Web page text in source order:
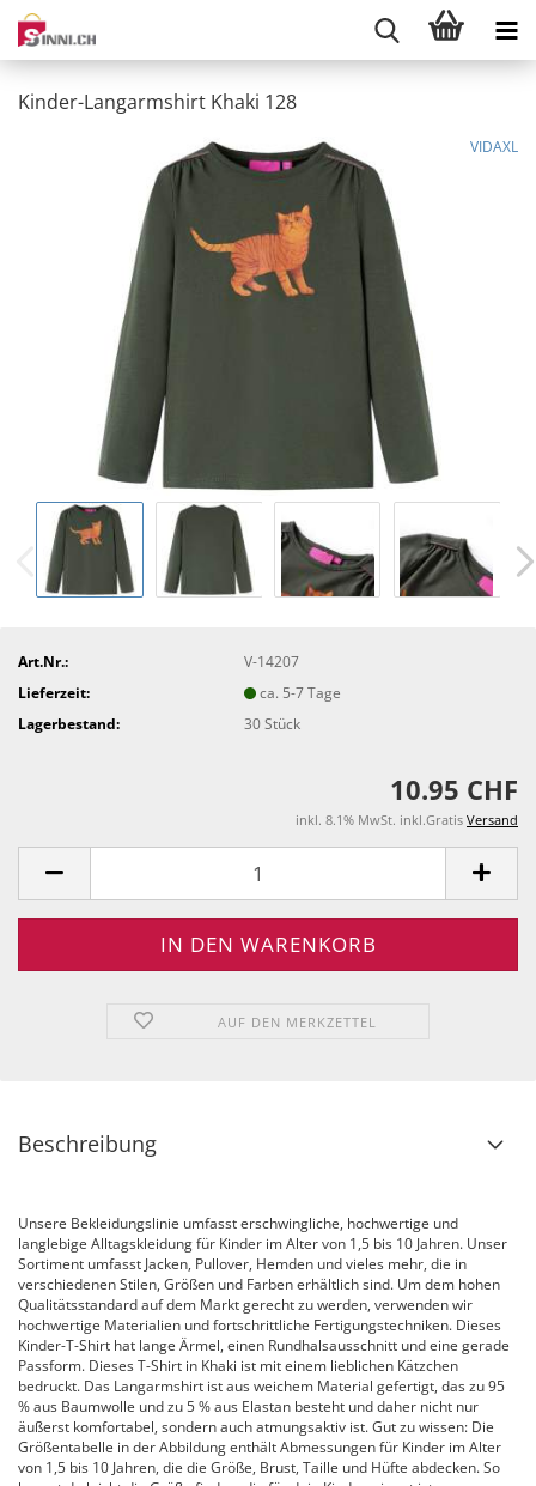
Kinder-Langarmshirt Khaki 128
VIDAXL
Art.Nr.:
V-14207
Lieferzeit:
ca. 5-7 Tage
Lagerbestand:
30Stück
10.95 CHF
inkl. 8.1% MwSt. inkl.Gratis Versand
AUF DEN MERKZETTEL
Beschreibung
Unsere Bekleidungslinie umfasst erschwingliche, hochwertige und
langlebige Alltagskleidung für Kinder im Alter von 1,5 bis 10 Jahren. Unser
Sortiment umfasst Jacken, Pullover, Hemden und vieles mehr, die in
verschiedenen Stilen, Größen und Farben erhältlich sind. Um dem hohen
Qualitätsstandard auf dem Markt gerecht zu werden, verwenden wir
hochwertige Materialien und fortschrittliche Fertigungstechniken. Dieses
Kinder-T-Shirt hat lange Ärmel, einen Rundhalsausschnitt und eine gerade
Passform. Dieses T-Shirt in Khaki ist mit einem lieblichen Kätzchen
bedruckt. Das Langarmshirt ist aus weichem Material gefertigt, das zu 95
% aus Baumwolle und zu 5 % aus Elastan besteht und daher nicht nur
äußerst komfortabel, sondern auch atmungsaktiv ist. Gut zu wissen: Die
Größentabelle in der Abbildung enthält Abmessungen für Kinder im Alter
von 1,5 bis 10 Jahren, die die Größe, Brust, Taille und Hüfte abdecken. So